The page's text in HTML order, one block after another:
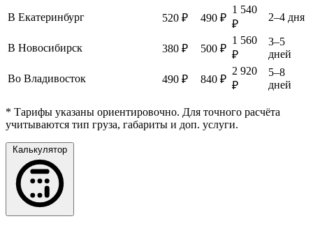
В Екатеринбург 520 ₽ 490 ₽
1 540
₽
2–4 дня
В Новосибирск 380 ₽ 500 ₽
1 560
₽
3–5
дней
Во Владивосток 490 ₽ 840 ₽
2 920
₽
5–8
дней
* Тарифы указаны ориентировочно. Для точного расчёта
учитываются тип груза, габариты и доп. услуги.
Калькулятор